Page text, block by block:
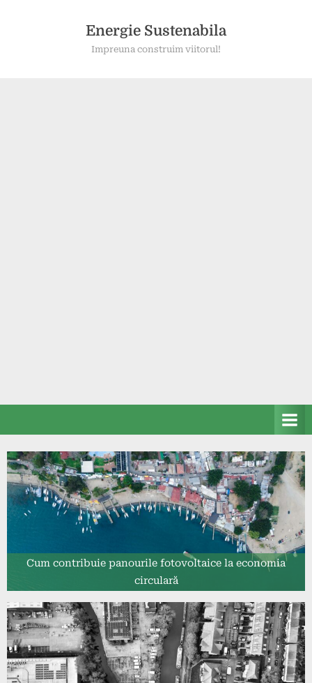
Energie Sustenabila
Impreuna construim viitorul!
Cum contribuie panourile fotovoltaice la economia
circulară